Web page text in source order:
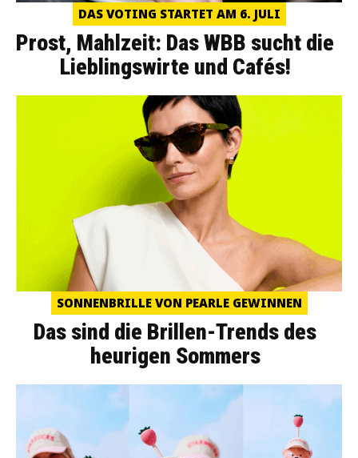
DAS VOTING STARTET AM 6. JULI
Prost, Mahlzeit: Das WBB sucht die
Lieblingswirte und Cafés!
SONNENBRILLE VON PEARLE GEWINNEN
Das sind die Brillen-Trends des
heurigen Sommers